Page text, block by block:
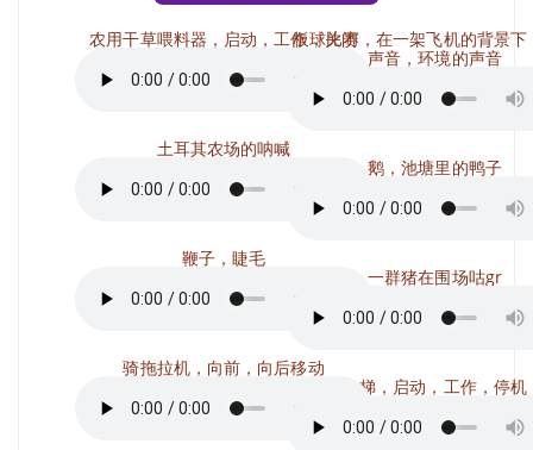
农用干草喂料器，启动，工作，关闭
土耳其农场的呐喊
鞭子，睫毛
骑拖拉机，向前，向后移动
板球比赛，在一架飞机的背景下
声音，环境的声音
鹅，池塘里的鸭子
一群猪在围场咕gr
电梯，启动，工作，停机